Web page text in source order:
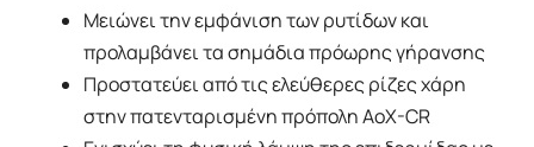
Μειώνει την εμφάνιση των ρυτίδων και
προλαμβάνει τα σημάδια πρόωρης γήρανσης
Προστατεύει από τις ελεύθερες ρίζες χάρη
στην πατενταρισμένη πρόπολη AoX-CR